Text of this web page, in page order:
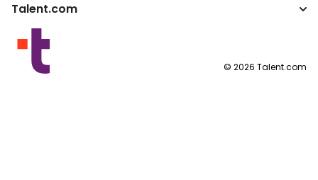
Conversor de salario
Empresa
Programas para publishers
Talent.com
Otros países
Condiciones de uso
© 2026 Talent.com